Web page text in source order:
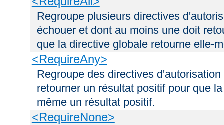
Regroupe plusieurs directives
échouer et dont au moins une doit
que la directive globale retourne elle-
<RequireAny>
Regroupe des directives
retourner un résultat positif pour que
même un résultat positif.
<RequireNone>